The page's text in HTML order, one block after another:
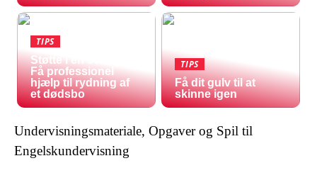
TIPS
Støtte i en svær tid:
Få professionel
hjælp til rydning af
et dødsbo
TIPS
Få dit gulv til at
skinne igen
Undervisningsmateriale, Opgaver og Spil til
Engelskundervisning